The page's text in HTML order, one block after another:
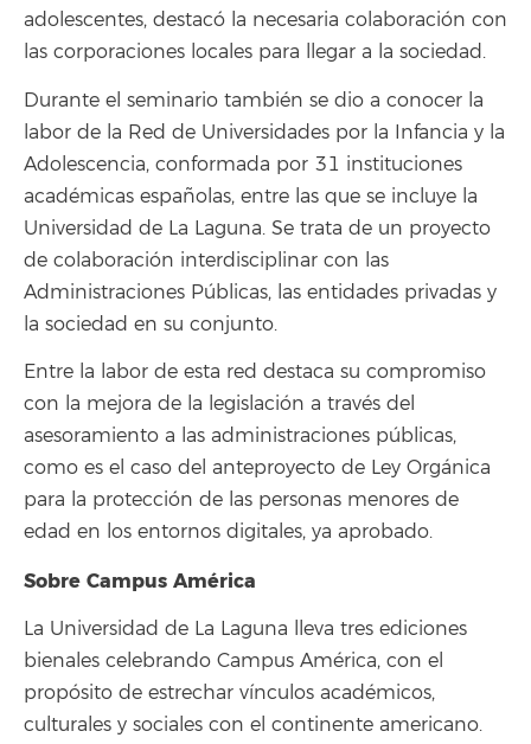
adolescentes, destacó la necesaria colaboración con
las corporaciones locales para llegar a la sociedad.
Durante el seminario también se dio a conocer la
labor de la Red de Universidades por la Infancia y la
Adolescencia, conformada por 31 instituciones
académicas españolas, entre las que se incluye la
Universidad de La Laguna. Se trata de un proyecto
de colaboración interdisciplinar con las
Administraciones Públicas, las entidades privadas y
la sociedad en su conjunto.
Entre la labor de esta red destaca su compromiso
con la mejora de la legislación a través del
asesoramiento a las administraciones públicas,
como es el caso del anteproyecto de Ley Orgánica
para la protección de las personas menores de
edad en los entornos digitales, ya aprobado.
Sobre Campus América
La Universidad de La Laguna lleva tres ediciones
bienales celebrando Campus América, con el
propósito de estrechar vínculos académicos,
culturales y sociales con el continente americano.